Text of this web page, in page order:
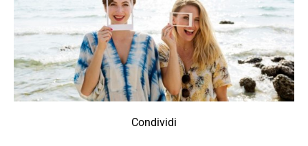
Condividi